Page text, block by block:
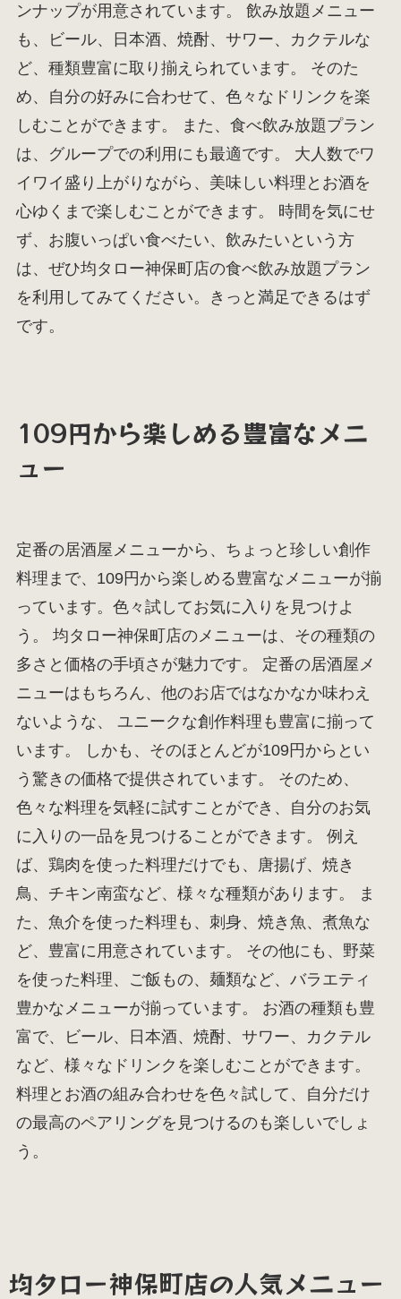
ンナップが用意されています。 飲み放題メニュー
も、ビール、日本酒、焼酎、サワー、カクテルな
ど、種類豊富に取り揃えられています。 そのた
め、自分の好みに合わせて、色々なドリンクを楽
しむことができます。 また、食べ飲み放題プラン
は、グループでの利用にも最適です。 大人数でワ
イワイ盛り上がりながら、美味しい料理とお酒を
心ゆくまで楽しむことができます。 時間を気にせ
ず、お腹いっぱい食べたい、飲みたいという方
は、ぜひ均タロー神保町店の食べ飲み放題プラン
を利用してみてください。きっと満足できるはず
です。
109円から楽しめる豊富なメニ
ュー
定番の居酒屋メニューから、ちょっと珍しい創作
料理まで、109円から楽しめる豊富なメニューが揃
っています。色々試してお気に入りを見つけよ
う。 均タロー神保町店のメニューは、その種類の
多さと価格の手頃さが魅力です。 定番の居酒屋メ
ニューはもちろん、他のお店ではなかなか味わえ
ないような、 ユニークな創作料理も豊富に揃って
います。 しかも、そのほとんどが109円からとい
う驚きの価格で提供されています。 そのため、
色々な料理を気軽に試すことができ、自分のお気
に入りの一品を見つけることができます。 例え
ば、鶏肉を使った料理だけでも、唐揚げ、焼き
鳥、チキン南蛮など、様々な種類があります。 ま
た、魚介を使った料理も、刺身、焼き魚、煮魚な
ど、豊富に用意されています。 その他にも、野菜
を使った料理、ご飯もの、麺類など、バラエティ
豊かなメニューが揃っています。 お酒の種類も豊
富で、ビール、日本酒、焼酎、サワー、カクテル
など、様々なドリンクを楽しむことができます。
料理とお酒の組み合わせを色々試して、自分だけ
の最高のペアリングを見つけるのも楽しいでしょ
う。
均タロー神保町店の人気メニュー